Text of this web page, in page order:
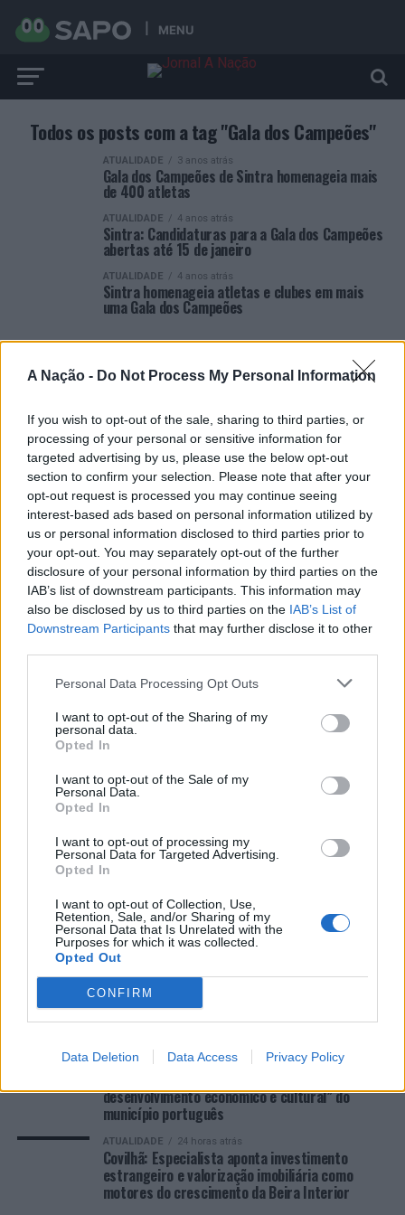
A Nação - Do Not Process My Personal Information
If you wish to opt-out of the sale, sharing to third parties, or
processing of your personal or sensitive information for
targeted advertising by us, please use the below opt-out
section to confirm your selection. Please note that after your
opt-out request is processed you may continue seeing
interest-based ads based on personal information utilized by
us or personal information disclosed to third parties prior to
your opt-out. You may separately opt-out of the further
disclosure of your personal information by third parties on the
IAB’s list of downstream participants. This information may
also be disclosed by us to third parties on the IAB’s List of
Downstream Participants that may further disclose it to other
Personal Data Processing Opt Outs
I want to opt-out of the Sharing of my
personal data.
Opted In
I want to opt-out of the Sale of my
Personal Data.
Opted In
I want to opt-out of processing my
Personal Data for Targeted Advertising.
Opted In
I want to opt-out of Collection, Use,
Retention, Sale, and/or Sharing of my
Personal Data that Is Unrelated with the
Purposes for which it was collected.
Opted Out
CONFIRM
Data Deletion Data Access Privacy Policy
MENU
Todos os posts com a tag "Gala dos Campeões"
ATUALIDADE 3 anos atrás
Gala dos Campeões de Sintra homenageia mais
de 400 atletas
ATUALIDADE 4 anos atrás
Sintra: Candidaturas para a Gala dos Campeões
abertas até 15 de janeiro
ATUALIDADE 4 anos atrás
Sintra homenageia atletas e clubes em mais
uma Gala dos Campeões
ARTIGOS RECENTES
“Millennium Estoril Open 2026” regressou ao circuito ATP
com vitória do francês Luca Van Assche
Castelo Branco: “Bienal Internacional de Artes e Ofícios”
promete afirmar artesanato, património e inovação como
“motores de desenvolvimento económico e cultural” do
município português
Covilhã: Especialista aponta investimento estrangeiro e
valorização imobiliária como motores do crescimento da
Rio de Janeiro: Governo do Estado propõe parceria com a
FUNCEX para “reforçar inteligência sobre comércio
exterior”
Esposende acolhe festival de kitesurf
COMENTÁRIOS RECENTES
ÚLTIMAS DESTAQUE VIDEOS
ATUALIDADE 6 minutos atrás
“Millennium Estoril Open 2026” regressou ao
circuito ATP com vitória do francês Luca Van
Assche
Castelo Branco: “Bienal Internacional de Artes e
Ofícios” promete afirmar artesanato,
desenvolvimento económico e cultural” do
município português
ATUALIDADE 24 horas atrás
Covilhã: Especialista aponta investimento
estrangeiro e valorização imobiliária como
motores do crescimento da Beira Interior